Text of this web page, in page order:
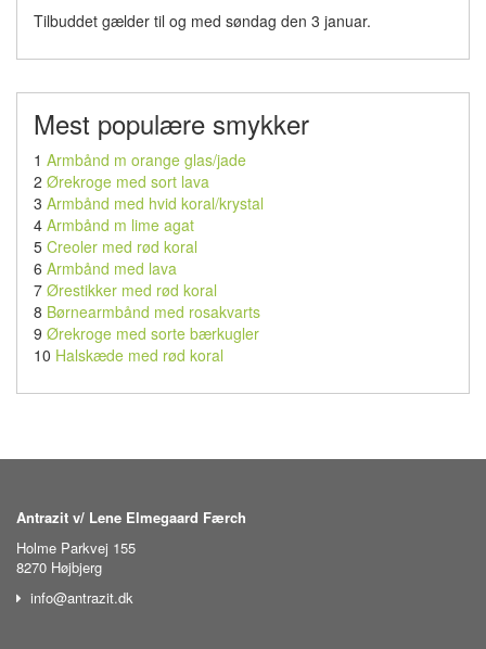
Tilbuddet gælder til og med søndag den 3 januar.
Mest populære smykker
1 Armbånd m orange glas/jade
2 Ørekroge med sort lava
3 Armbånd med hvid koral/krystal
4 Armbånd m lime agat
5 Creoler med rød koral
6 Armbånd med lava
7 Ørestikker med rød koral
8 Børnearmbånd med rosakvarts
9 Ørekroge med sorte bærkugler
10 Halskæde med rød koral
Antrazit v/ Lene Elmegaard Færch
Holme Parkvej 155
8270 Højbjerg
info@antrazit.dk